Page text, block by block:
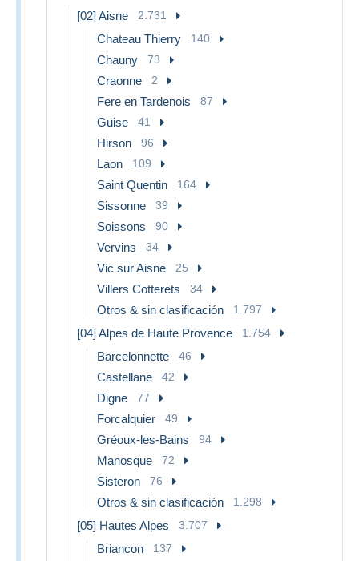
[02] Aisne 2.731
Chateau Thierry 140
Chauny 73
Craonne 2
Fere en Tardenois 87
Guise 41
Hirson 96
Laon 109
Saint Quentin 164
Sissonne 39
Soissons 90
Vervins 34
Vic sur Aisne 25
Villers Cotterets 34
Otros & sin clasificación 1.797
[04] Alpes de Haute Provence 1.754
Barcelonnette 46
Castellane 42
Digne 77
Forcalquier 49
Gréoux-les-Bains 94
Manosque 72
Sisteron 76
Otros & sin clasificación 1.298
[05] Hautes Alpes 3.707
Briancon 137